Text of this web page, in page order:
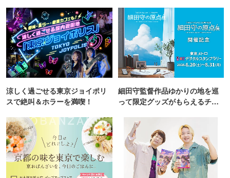
涼しく過ごせる東京ジョイポリ
スで絶叫＆ホラーを満喫！
細田守監督作品ゆかりの地を巡
って限定グッズがもらえるチャ